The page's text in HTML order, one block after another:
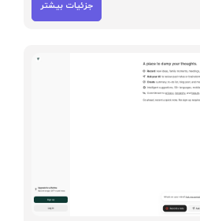
جزئیات بیشتر